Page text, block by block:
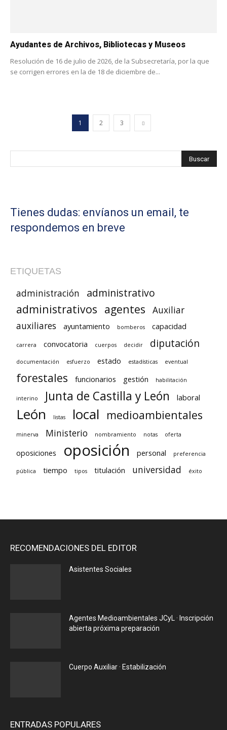
Ayudantes de Archivos, Bibliotecas y Museos
Resolución de 16 de julio de 2026, de la Subsecretaría, por la que
se corrigen errores en la de 18 de diciembre de...
1 2 3
Tienes dudas: envíanos un email, te
respondemos en breve
ETIQUETAS
administración administrativo
administrativos agentes
Auxiliar
auxiliares
ayuntamiento bomberos capacidad
carrera convocatoria cuerpos decidir diputación
documentación esfuerzo estado estadísticas eventual
forestales funcionarios gestión habilitación
interino Junta de Castilla y León laboral
León listas local medioambientales
minerva Ministerio nombramiento notas oferta
oposiciones oposición personal preferencia
pública tiempo tipos titulación universidad éxito
RECOMENDACIONES DEL EDITOR
Asistentes Sociales
Agentes Medioambientales JCyL · Inscripción
abierta próxima preparación
Cuerpo Auxiliar · Estabilización
ENTRADAS POPULARES